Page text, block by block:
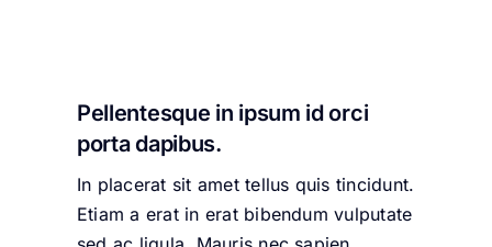
Pellentesque in ipsum id orci
porta dapibus.
In placerat sit amet tellus quis tincidunt.
Etiam a erat in erat bibendum vulputate